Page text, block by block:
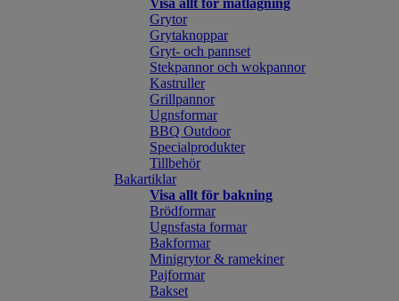
Visa allt för matlagning
Grytor
Grytaknoppar
Gryt- och pannset
Stekpannor och wokpannor
Kastruller
Grillpannor
Ugnsformar
BBQ Outdoor
Specialprodukter
Tillbehör
Bakartiklar
Visa allt för bakning
Brödformar
Ugnsfasta formar
Bakformar
Minigrytor & ramekiner
Pajformar
Bakset